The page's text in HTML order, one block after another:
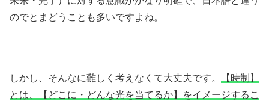
のでとまどうことも多いですよね。
しかし、そんなに難しく考えなくて大丈夫です。
【時制】
とは、【どこに・どんな光を当てるか】をイメージするこ